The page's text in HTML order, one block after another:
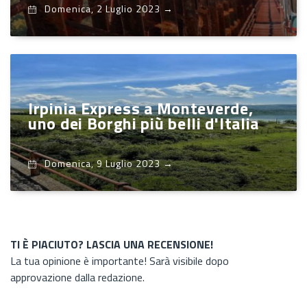
Domenica, 2 Luglio 2023→
Irpinia Express a Monteverde,
uno dei Borghi più belli d'Italia
Domenica, 9 Luglio 2023→
TI È PIACIUTO? LASCIA UNA RECENSIONE!
La tua opinione è importante! Sarà visibile dopo
approvazione dalla redazione.